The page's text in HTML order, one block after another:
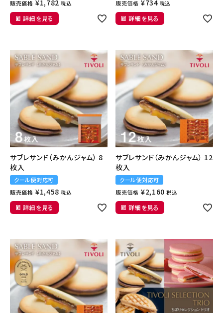
販売価格 ¥1,782 税込
詳細を見る
販売価格 ¥734 税込
詳細を見る
サブレサンド（みかんジャム） 8
枚入
クール便対応可
販売価格 ¥1,458 税込
詳細を見る
サブレサンド（みかんジャム） 12
枚入
クール便対応可
販売価格 ¥2,160 税込
詳細を見る